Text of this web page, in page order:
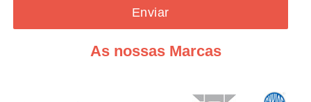
Enviar
As nossas Marcas